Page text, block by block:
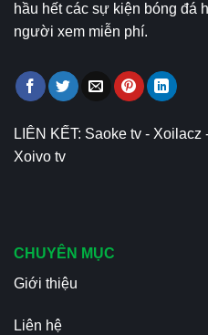
hầu hết các sự kiện bóng đá
người xem miễn phí.
LIÊN KẾT: Saoke tv - Xoilacz
Xoivo tv
CHUYÊN MỤC
Giới thiệu
Liên hệ